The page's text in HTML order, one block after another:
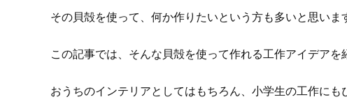
その貝殻を使って、何か作りたいという方も多いと思いま
この記事では、そんな貝殻を使って作れる工作アイデアを
おうちのインテリアとしてはもちろん、小学生の工作にも